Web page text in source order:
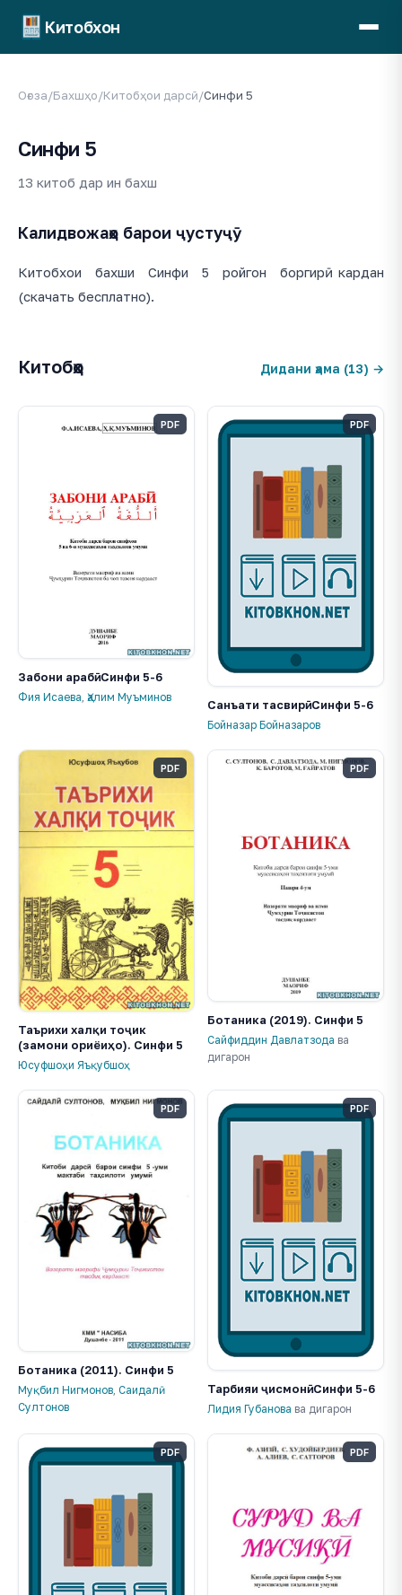
Китобхон
Оғоза/Бахшҳо/Китобҳои дарсӣ/Синфи 5
Синфи 5
13 китоб дар ин бахш
Калидвожаҳо барои ҷустуҷӯ
Китобхои бахши Синфи 5 ройгон боргирӣ кардан
(скачать бесплатно).
Китобҳо Дидани ҳама (13) →
PDF
Забони арабӣ. Синфи 5-6
Фия Исаева, Ҳалим Муъминов
PDF
Санъати тасвирӣ. Синфи 5-6
Бойназар Бойназаров
PDF
Таърихи халқи тоҷик
(замони ориёиҳо). Синфи 5
Юсуфшоҳи Яъқубшоҳ
PDF
Ботаника (2019). Синфи 5
Сайфиддин Давлатзода ва
дигарон
PDF
Ботаника (2011). Синфи 5
Муқбил Нигмонов Саидалӣ
Султонов
PDF
Тарбияи ҷисмонӣ. Синфи 5-6
Лидия Губанова ва дигарон
PDF PDF